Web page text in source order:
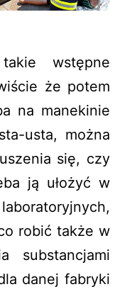
wstępne
że potem
na manekinie
usta, można
się, czy
ją ułożyć w
robić także w
substancjami
danej fabryki